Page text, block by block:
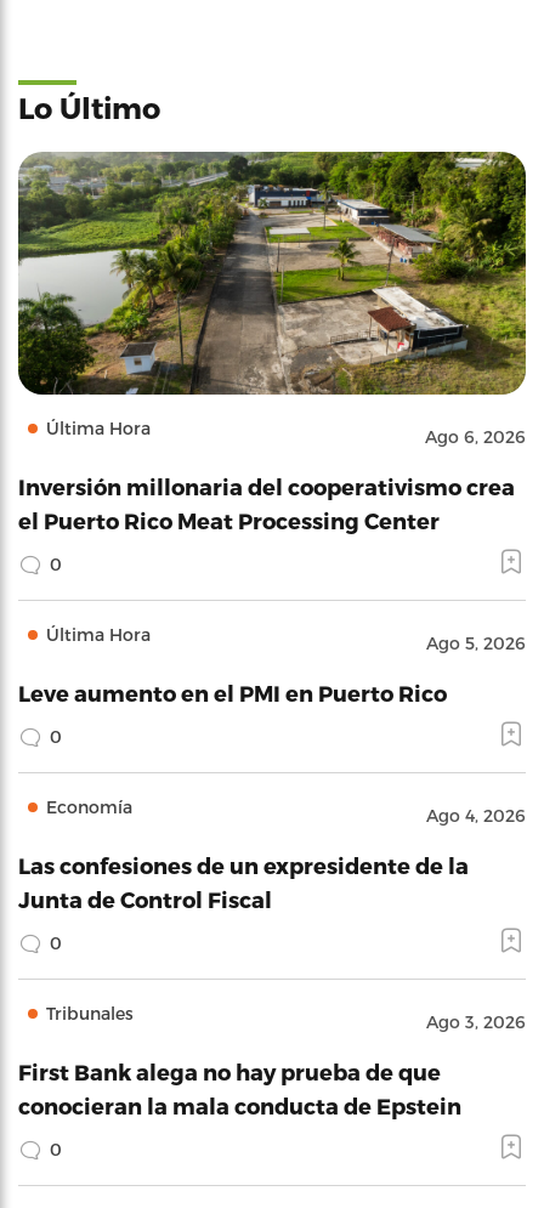
Lo Último
Última Hora Ago 6, 2026
Inversión millonaria del cooperativismo crea
el Puerto Rico Meat Processing Center
0
Última Hora Ago 5, 2026
Leve aumento en el PMI en Puerto Rico
0
Economía Ago 4, 2026
Las confesiones de un expresidente de la
Junta de Control Fiscal
0
Tribunales Ago 3, 2026
First Bank alega no hay prueba de que
conocieran la mala conducta de Epstein
0